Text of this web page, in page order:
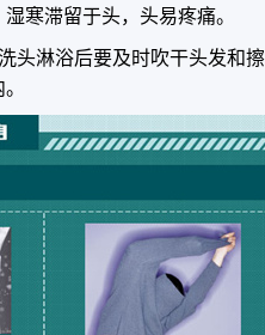
寒滞留于头，头易疼痛。
头淋浴后要及时吹干头发和